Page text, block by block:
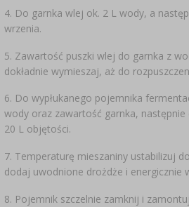
4. Do garnka wlej ok. 2 L wody, a
wrzenia.
5. Zawartość puszki wlej do garnka z
dokładnie wymieszaj, aż do
6. Do wypłukanego pojemnika
wody oraz zawartość garnka, następnie
20 L objętości.
7. Temperaturę mieszaniny ustabilizuj
dodaj uwodnione drożdże i energicznie
8. Pojemnik szczelnie zamknij i